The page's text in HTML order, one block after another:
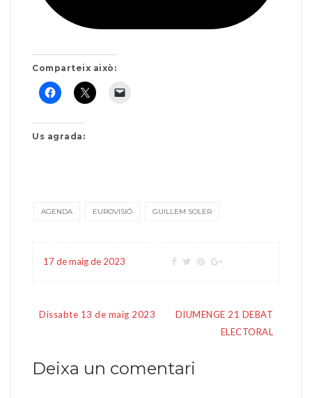
Comparteix això:
Us agrada:
AGENDA EUROVISIÓ GUILLEM SOLER
17 de maig de 2023
Navegació
Dissabte 13 de maig 2023
DIUMENGE 21 DEBAT
ELECTORAL
Deixa un comentari